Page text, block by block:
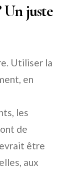
juste
Utiliser la
en
les
de
être
aux